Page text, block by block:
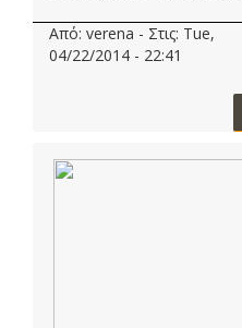
Από: verena - Στις: Tue,
04/22/2014 - 22:41